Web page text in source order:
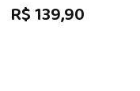
R$ 139,90